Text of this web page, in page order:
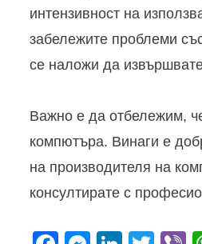
интензивност на
забележите проблеми
се наложи да
Важно е да отбележим,
компютъра. Винаги е
на производителя на
консултирате с